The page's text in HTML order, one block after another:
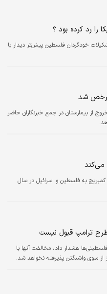
را رد کرده بود ؟
خودگردان فلسطین پیش‌تر دیدار با
مرخص شد
از بیمارستان در جمع خبرنگاران حاضر
می‌کند
کمبریج به فلسطین و اسرائیل در سال
ترامپ قبول نیست
هشدار داد، مخالفت آنها با
سوی واشنگتن پذیرفته نخواهد شد.